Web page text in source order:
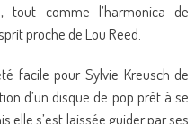
tout comme l’harmonica de
proche de Lou Reed.
facile pour Sylvie Kreusch de
d’un disque de pop prêt à se
elle s’est laissée guider par ses